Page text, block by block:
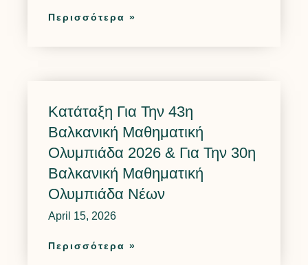
Περισσότερα »
Κατάταξη Για Την 43η
Βαλκανική Μαθηματική
Ολυμπιάδα 2026 & Για Την 30η
Βαλκανική Μαθηματική
Ολυμπιάδα Νέων
April 15, 2026
Περισσότερα »